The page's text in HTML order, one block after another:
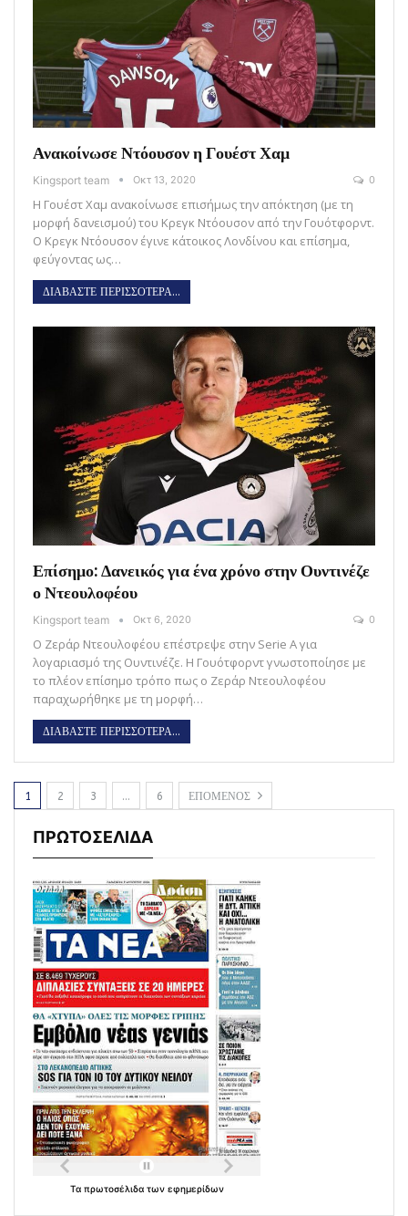
Ανακοίνωσε Ντόουσον η Γουέστ Χαμ
Kingsport team Οκτ 13, 2020 0
Η Γουέστ Χαμ ανακοίνωσε επισήμως την απόκτηση (με τη
μορφή δανεισμού) του Κρεγκ Ντόουσον από την Γουότφορντ.
Ο Κρεγκ Ντόουσον έγινε κάτοικος Λονδίνου και επίσημα,
φεύγοντας ως…
ΔΙΑΒΑΣΤΕ ΠΕΡΙΣΣΟΤΕΡΑ...
Επίσημο: Δανεικός για ένα χρόνο στην Ουντινέζε
ο Ντεουλοφέου
Kingsport team Οκτ 6, 2020 0
Ο Ζεράρ Ντεουλοφέου επέστρεψε στην Serie A για
λογαριασμό της Ουντινέζε. Η Γουότφορντ γνωστοποίησε με
το πλέον επίσημο τρόπο πως ο Ζεράρ Ντεουλοφέου
παραχωρήθηκε με τη μορφή…
ΔΙΑΒΑΣΤΕ ΠΕΡΙΣΣΟΤΕΡΑ...
1 2 3 … 6 ΕΠΟΜΕΝΟΣ
ΠΡΩΤΟΣΕΛΙΔΑ
Τα πρωτοσέλιδα των εφημερίδων